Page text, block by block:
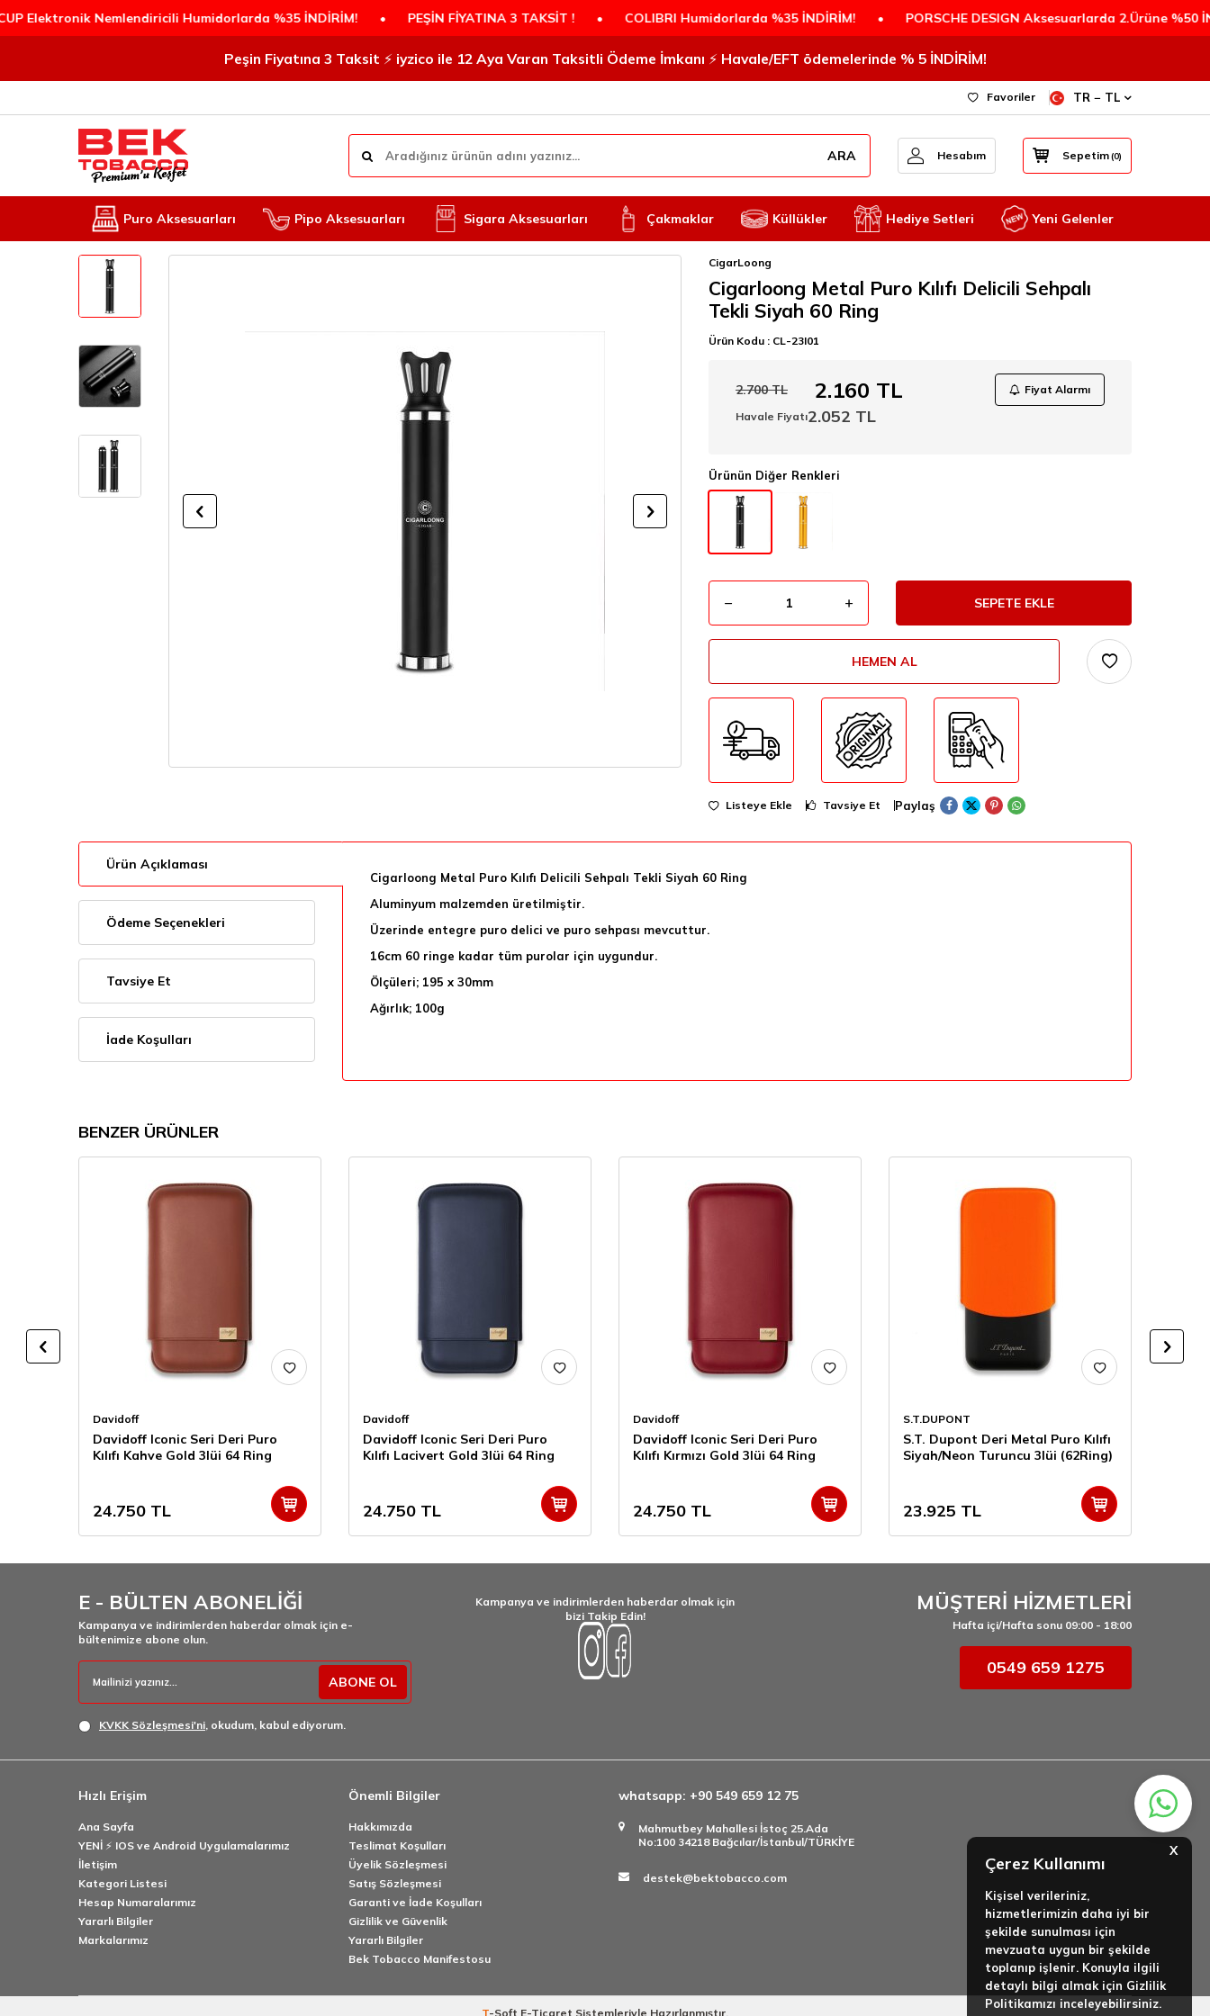
Nemlendiricili Humidorlarda %35 İNDİRİM! • PEŞİN FİYATINA 3 TAKSİT ! • COLIBRI Humidorlarda %35 İNDİRİM! • PORSCHE DESIGN Aksesuarlarda 2.Ürüne %50 İNDİRİM!
X
Çerez Kullanımı
Kişisel verileriniz,
hizmetlerimizin daha iyi bir
şekilde sunulması için
mevzuata uygun bir şekilde
toplanıp işlenir. Konuyla ilgili
detaylı bilgi almak için Gizlilik
Politikamızı inceleyebilirsiniz.
Peşin Fiyatına 3 Taksit ⚡️ iyzico ile 12 Aya Varan Taksitli Ödeme İmkanı ⚡️ Havale/EFT ödemelerinde % 5 İNDİRİM!
Favoriler TR − TL
ARA Hesabım Sepetim(0)
Puro Aksesuarları Pipo Aksesuarları Sigara Aksesuarları Çakmaklar Küllükler Hediye Setleri Yeni Gelenler
CigarLoong
Cigarloong Metal Puro Kılıfı Delicili Sehpalı
Tekli Siyah 60 Ring
Ürün Kodu : CL-23I01
2.700TL 2.160 TL
Fiyat Alarmı
Havale Fiyatı2.052 TL
Ürünün Diğer Renkleri
SEPETE EKLE
HEMEN AL
Listeye Ekle Tavsiye Et Paylaş
Ürün Açıklaması
Ödeme Seçenekleri
Tavsiye Et
İade Koşulları
Cigarloong Metal Puro Kılıfı Delicili Sehpalı Tekli Siyah 60 Ring
Aluminyum malzemden üretilmiştir.
Üzerinde entegre puro delici ve puro sehpası mevcuttur.
16cm 60 ringe kadar tüm purolar için uygundur.
Ölçüleri; 195 x 30mm
Ağırlık; 100g
BENZER ÜRÜNLER
Davidoff
Davidoff Iconic Seri Deri Puro
Kılıfı Kahve Gold 3lüi 64 Ring
24.750 TL
Davidoff
Davidoff Iconic Seri Deri Puro
Kılıfı Lacivert Gold 3lüi 64 Ring
24.750 TL
Davidoff
Davidoff Iconic Seri Deri Puro
Kılıfı Kırmızı Gold 3lüi 64 Ring
24.750 TL
S.T.DUPONT
S.T. Dupont Deri Metal Puro Kılıfı
Siyah/Neon Turuncu 3lüi (62Ring)
23.925 TL
E - BÜLTEN ABONELİĞİ
Kampanya ve indirimlerden haberdar olmak için e-
bültenimize abone olun.
ABONE OL
KVKK Sözleşmesi'ni, okudum, kabul ediyorum.
Kampanya ve indirimlerden haberdar olmak için
bizi Takip Edin!
MÜŞTERİ HİZMETLERİ
Hafta içi/Hafta sonu 09:00 - 18:00
0549 659 1275
Hızlı Erişim
Ana Sayfa
YENİ ⚡️ IOS ve Android Uygulamalarımız
İletişim
Kategori Listesi
Hesap Numaralarımız
Yararlı Bilgiler
Markalarımız
Önemli Bilgiler
Hakkımızda
Teslimat Koşulları
Üyelik Sözleşmesi
Satış Sözleşmesi
Garanti ve İade Koşulları
Gizlilik ve Güvenlik
Yararlı Bilgiler
Bek Tobacco Manifestosu
whatsapp: +90 549 659 12 75
Mahmutbey Mahallesi İstoç 25.Ada
No:100 34218 Bağcılar/İstanbul/TÜRKİYE
destek@bektobacco.com
T-Soft E-Ticaret Sistemleriyle Hazırlanmıştır.